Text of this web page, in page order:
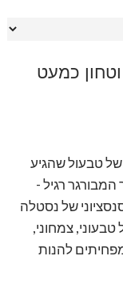
כמעט
טבעול שהגיע
רגיל -
של נסטלה
צמחוני,
להנות